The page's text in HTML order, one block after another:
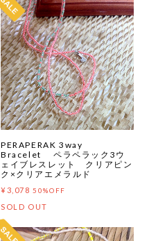
PERAPERAK 3way
Bracelet ペラペラック3ウ
ェイブレスレット クリアピン
ク×クリアエメラルド
¥3,078 50%OFF
SOLD OUT